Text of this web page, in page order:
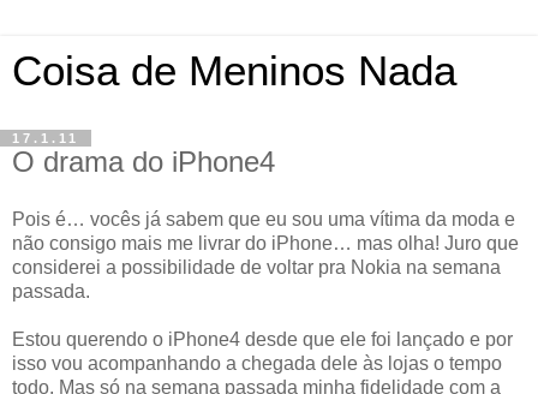
Coisa de Meninos Nada
17.1.11
O drama do iPhone4
Pois é… vocês já sabem que eu sou uma vítima da moda e
não consigo mais me livrar do iPhone… mas olha! Juro que
considerei a possibilidade de voltar pra Nokia na semana
passada.
Estou querendo o iPhone4 desde que ele foi lançado e por
isso vou acompanhando a chegada dele às lojas o tempo
todo. Mas só na semana passada minha fidelidade com a